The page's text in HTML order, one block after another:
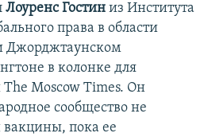
Лоуренс Гостин из Института
права в области
Джорджтаунском
в колонке для
Moscow Times. Он
сообщество не
вакцины, пока ее